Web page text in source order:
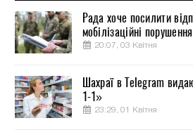
Рада хоче посилити
мобілізаційні порушення
20:07, 03 Квітня
Шахраї в Telegram
1-1»
23:29, 01 Квітня